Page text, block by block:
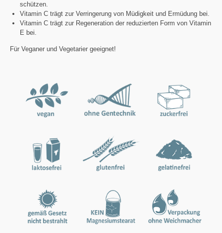
schützen.
Vitamin C trägt zur Verringerung von Müdigkeit und Ermüdung bei.
Vitamin C trägt zur Regeneration der reduzierten Form von Vitamin
E bei.
Für Veganer und Vegetarier geeignet!